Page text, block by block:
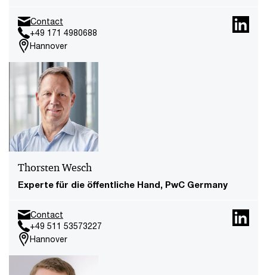
Contact
+49 171 4980688
Hannover
Thorsten Wesch
Experte für die öffentliche Hand, PwC Germany
Contact
+49 511 53573227
Hannover